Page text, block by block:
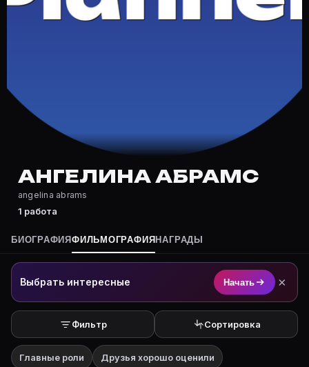
Где снимался Ангелина Абрамс?
Ангелина Абрамс — актёр. Биография и роли на
Где открыть фильмографию Ангелина Абрамс?
На Movie Planner: https://movie-planner.ru/s/
АНГЕЛИНА АБРАМС
angelina abrams
1 работа
БИОГРАФИЯФИЛЬМОГРАФИЯ НАГРАДЫ
Выбрать интересные Начать ×
Фильтр Сортировка
Главные роли Друзья хорошо оценили